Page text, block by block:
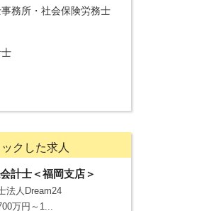
務所・社会保険労務士
クした求人
計士＜福岡支店＞
法人Dream24
万円～1...